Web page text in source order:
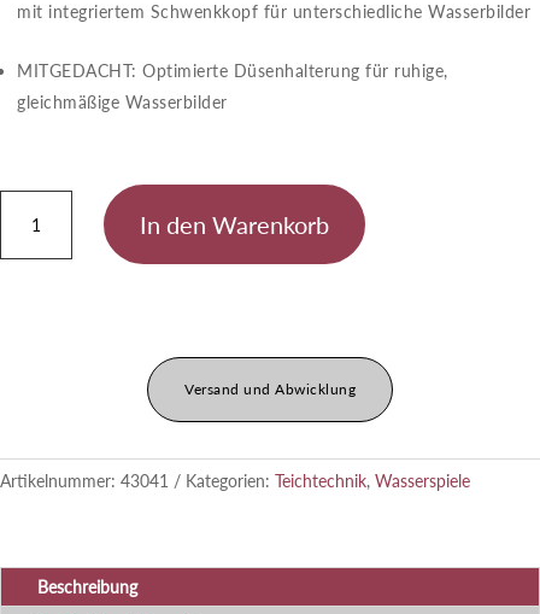
mit integriertem Schwenkkopf für unterschiedliche Wasserbilder
MITGEDACHT​​: Optimierte Düsenhalterung für ruhige,
gleichmäßige Wasserbilder
Fountain
Set
In den Warenkorb
Versand und Abwicklung
Artikelnummer: 43041 Kategorien: Teichtechnik, Wasserspiele
Beschreibung